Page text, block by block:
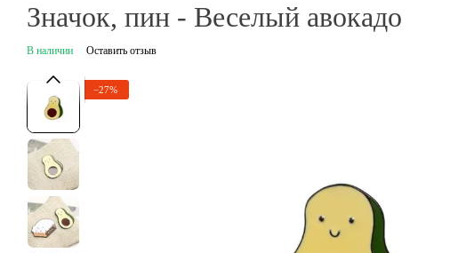
Значок, пин - Веселый авокадо
В наличии Оставить отзыв
−27%